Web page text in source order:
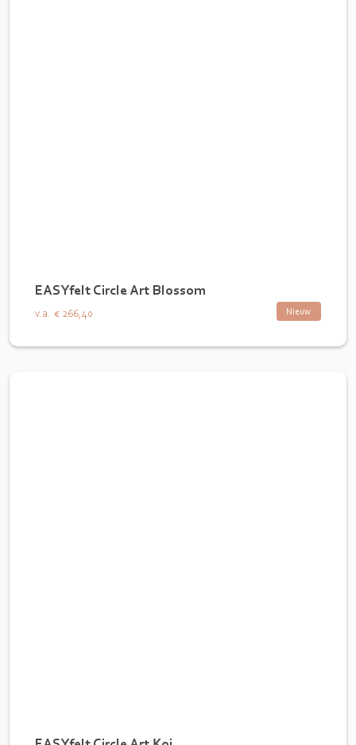
EASYfelt Circle Art Blossom
Nieuw
v.a. € 266,40